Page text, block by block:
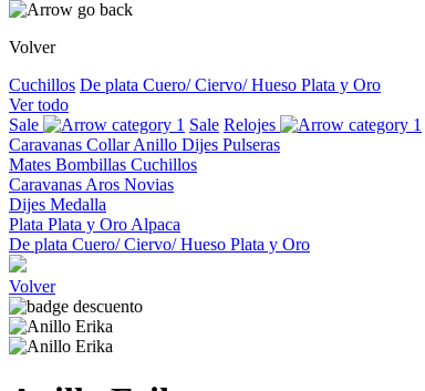
Volver
Cuchillos De plata Cuero/ Ciervo/ Hueso Plata y Oro
Ver todo
Sale
Sale Relojes
Caravanas CollarAnillo Dijes Pulseras
Mates Bombillas Cuchillos
Caravanas Aros Novias
Dijes Medalla
Plata Plata y Oro Alpaca
De plata Cuero/ Ciervo/ Hueso Plata y Oro
Volver